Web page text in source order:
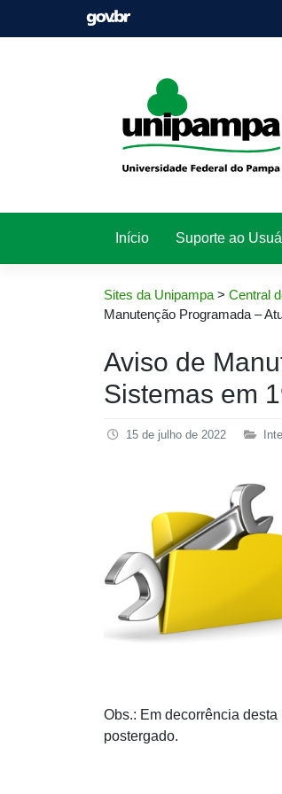
Início Suporte ao
Sites da Unipampa> Central
Manutenção Programada –
Aviso de
Sistemas em
15 de julho de 2022
Obs.: Em decorrência
postergado.